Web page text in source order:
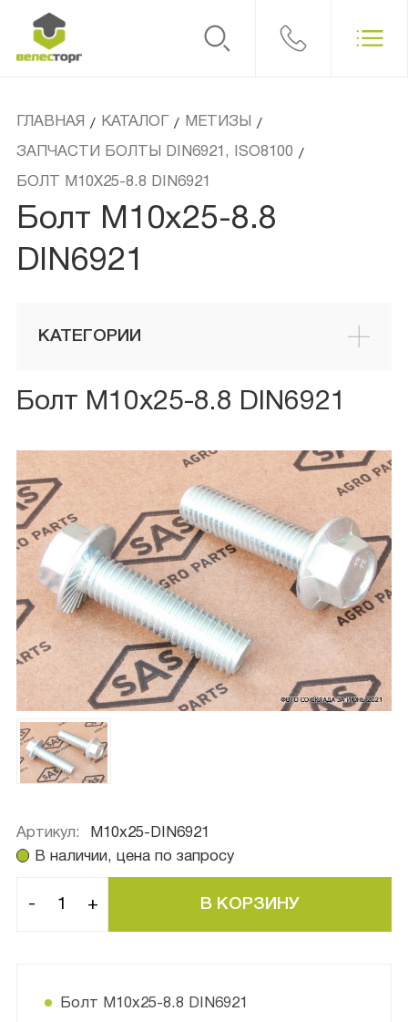
ГЛАВНАЯ / КАТАЛОГ / МЕТИЗЫ
/
ЗАПЧАСТИ БОЛТЫ DIN6921, ISO8100 /
БОЛТ М10Х25-8.8 DIN6921
Болт М10х25-8.8
DIN6921
КАТЕГОРИИ
Болт М10х25-8.8 DIN6921
Артикул:
M10x25-DIN6921
В наличии, цена по запросу
- +
Болт М10х25-8.8 DIN6921